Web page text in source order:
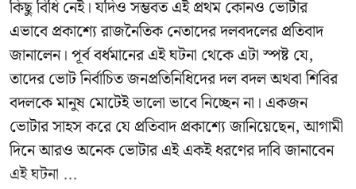
কিছু বিধি নেই। যদিও সম্ভবত এই প্রথম কোনও ভোটার
এভাবে প্রকাশ্যে রাজনৈতিক নেতাদের দলবদলের প্রতিবাদ
জানালেন। পূর্ব বর্ধমানের এই ঘটনা থেকে এটা স্পষ্ট যে,
তাদের ভোট নির্বাচিত জনপ্রতিনিধিদের দল বদল অথবা শিবির
বদলকে মানুষ মোটেই ভালো ভাবে নিচ্ছেন না। একজন
ভোটার সাহস করে যে প্রতিবাদ প্রকাশ্যে জানিয়েছেন, আগামী
দিনে আরও অনেক ভোটার এই একই ধরণের দাবি জানাবেন
এই ঘটনা ...